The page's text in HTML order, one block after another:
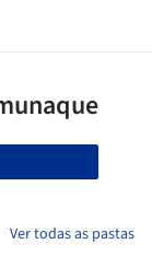
Ver todas as pastas